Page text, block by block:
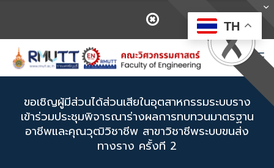
ขอเชิญผู้มีส่วนได้ส่วนเสียในอุตสาหกรรมระบบราง
เข้าร่วมประชุมพิจารณาร่างผลการทบทวนมาตรฐาน
อาชีพและคุณวุฒิวิชาชีพ สาขาวิชาชีพระบบขนส่ง
ทางราง ครั้งที 2
TH